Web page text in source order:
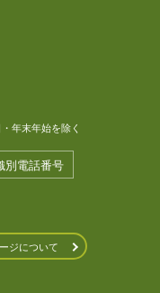
年末年始を除く
別電話番号
ジについて